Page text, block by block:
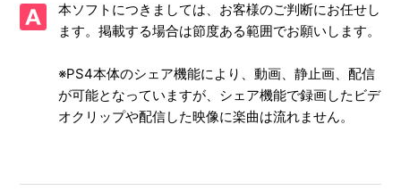
画面写真を、動画サイト／ブログ等で公開したい
示サイズを変更できるか
【PS4/初音ミク -Project DIVA- X HD】モジュールを増やす
本ソフトにつきましては、お客様のご判断にお任せし
ます。掲載する場合は節度ある範囲でお願いします。
※PS4本体のシェア機能により、動画、静止画、配信
が可能となっていますが、シェア機能で録画したビデ
オクリップや配信した映像に楽曲は流れません。